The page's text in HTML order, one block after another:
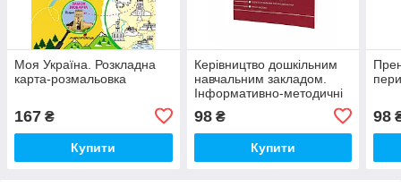
Моя Україна. Розкладна
карта-розмальовка
167 ₴
Купити
Керівництво дошкільним
навчальним закладом.
Інформативно-методичні
98₴
Купити
98